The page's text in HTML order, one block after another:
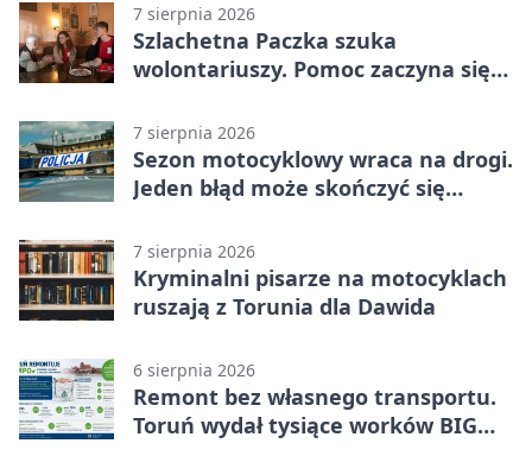
7 sierpnia 2026
Szlachetna Paczka szuka
wolontariuszy. Pomoc zaczyna się
7 sierpnia 2026
Sezon motocyklowy wraca na drogi.
Jeden błąd może skończyć się
7 sierpnia 2026
Kryminalni pisarze na motocyklach
ruszają z Torunia dla Dawida
6 sierpnia 2026
Remont bez własnego transportu.
Toruń wydał tysiące worków BIG